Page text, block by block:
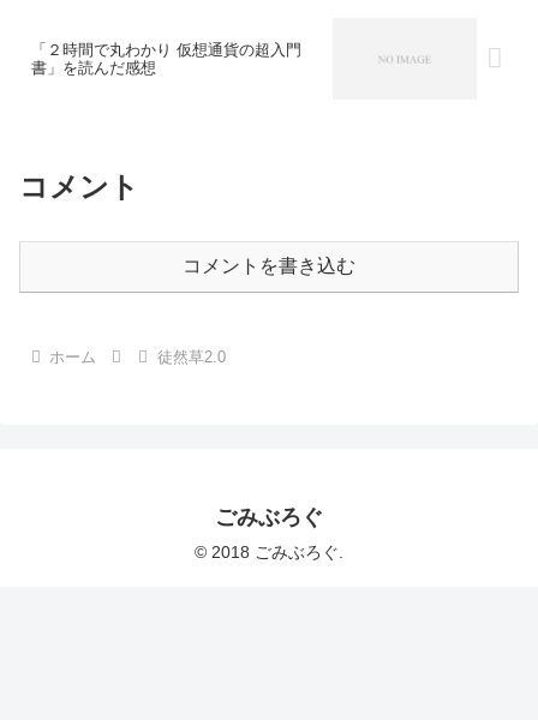
「２時間で丸わかり 仮想通貨の超入門
書」を読んだ感想
コメント
コメントを書き込む
ホーム 徒然草2.0
ごみぶろぐ
© 2018 ごみぶろぐ.